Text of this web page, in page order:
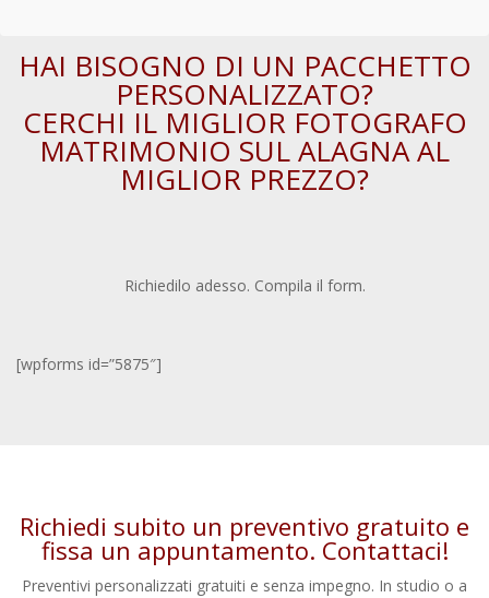
HAI BISOGNO DI UN PACCHETTO
PERSONALIZZATO?
CERCHI IL MIGLIOR FOTOGRAFO
MATRIMONIO SUL ALAGNA AL
MIGLIOR PREZZO?
Richiedilo adesso. Compila il form.
[wpforms id=”5875″]
Richiedi subito un preventivo gratuito e
fissa un appuntamento. Contattaci!
Preventivi personalizzati gratuiti e senza impegno. In studio o a